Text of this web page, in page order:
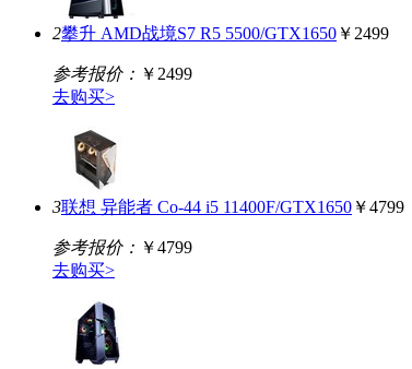
2攀升 AMD战境S7 R5 5500/GTX1650 ￥2499
参考报价： ￥2499
去购买>
3联想 异能者 Co-44 i5 11400F/GTX1650 ￥4799
参考报价： ￥4799
去购买>